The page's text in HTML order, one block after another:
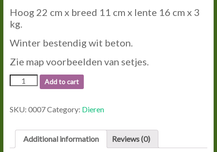
Hoog 22 cm x breed 11 cm x lente 16 cm x 3
kg.
Winter bestendig wit beton.
Zie map voorbeelden van setjes.
0007
DUIF
Add to cart
SKU: 0007Category: Dieren
Additional information Reviews (0)